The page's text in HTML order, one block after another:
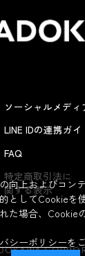
ソーシャルメディ
LINE IDの連携ガイ
FAQ
特定商取引法に
関する表示
向上およびコン
としてCookieを
た場合、Cookie
シーポリシーを